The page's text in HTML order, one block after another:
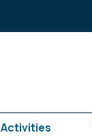
Activities